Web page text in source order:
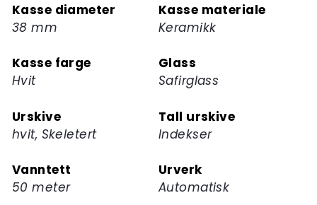
ventelisten
for
produktet
Kasse diameter
38 mm
Kasse materiale
Keramikk
Kasse farge
Hvit
Glass
Safirglass
Urskive
hvit, Skeletert
Tall urskive
Indekser
Vanntett
50 meter
Urverk
Automatisk